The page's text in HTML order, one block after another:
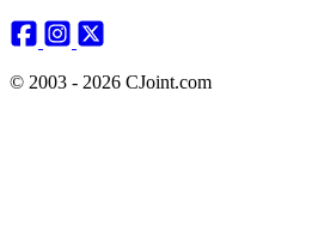
© 2003 - 2026 CJoint.com